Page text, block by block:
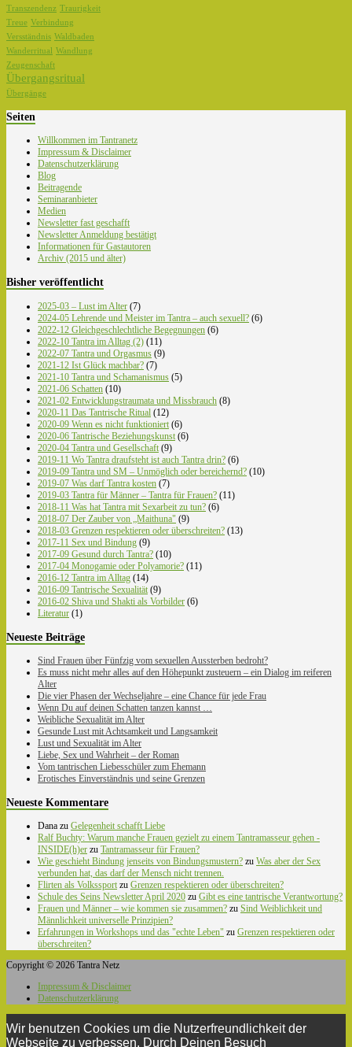
Transzendenz Traurigkeit
Treue Verbindung
Versständnis Waldbaden
Wanderritual Wandlung
Zeugenschaft
Übergangsritual
Übergänge
Seiten
Willkommen im Tantranetz
Impressum & Disclaimer
Datenschutzerklärung
Blog
Beitragende
Seminaranbieter
Medien
Newsletter fast geschafft
Newsletter Anmeldung bestätigt
Informationen für Gastautoren
Archiv (2015 und älter)
Bisher veröffentlicht
2025-03 – Lust im Alter (7)
2024-05 Lehrende und Meister im Tantra – auch sexuell? (6)
2022-12 Gleichgeschlechtliche Begegnungen (6)
2022-10 Tantra im Alltag (2) (11)
2022-07 Tantra und Orgasmus (9)
2021-12 Ist Glück machbar? (7)
2021-10 Tantra und Schamanismus (5)
2021-06 Schatten (10)
2021-02 Entwicklungstraumata und Missbrauch (8)
2020-11 Das Tantrische Ritual (12)
2020-09 Wenn es nicht funktioniert (6)
2020-06 Tantrische Beziehungskunst (6)
2020-04 Tantra und Gesellschaft (9)
2019-11 Wo Tantra draufsteht ist auch Tantra drin? (6)
2019-09 Tantra und SM – Unmöglich oder bereichernd? (10)
2019-07 Was darf Tantra kosten (7)
2019-03 Tantra für Männer – Tantra für Frauen? (11)
2018-11 Was hat Tantra mit Sexarbeit zu tun? (6)
2018-07 Der Zauber von „Maithuna" (9)
2018-03 Grenzen respektieren oder überschreiten? (13)
2017-11 Sex und Bindung (9)
2017-09 Gesund durch Tantra? (10)
2017-04 Monogamie oder Polyamorie? (11)
2016-12 Tantra im Alltag (14)
2016-09 Tantrische Sexualität (9)
2016-02 Shiva und Shakti als Vorbilder (6)
Literatur (1)
Neueste Beiträge
Sind Frauen über Fünfzig vom sexuellen Aussterben bedroht?
Es muss nicht mehr alles auf den Höhepunkt zusteuern – ein Dialog im reiferen
Alter
Die vier Phasen der Wechseljahre – eine Chance für jede Frau
Wenn Du auf deinen Schatten tanzen kannst …
Weibliche Sexualität im Alter
Gesunde Lust mit Achtsamkeit und Langsamkeit
Lust und Sexualität im Alter
Liebe, Sex und Wahrheit – der Roman
Vom tantrischen Liebesschüler zum Ehemann
Erotisches Einverständnis und seine Grenzen
Neueste Kommentare
Dana zu Gelegenheit schafft Liebe
Ralf Buchty: Warum manche Frauen gezielt zu einem Tantramasseur gehen -
INSIDE(h)er zu Tantramasseur für Frauen?
Wie geschieht Bindung jenseits von Bindungsmustern? zu Was aber der Sex
verbunden hat, das darf der Mensch nicht trennen.
Flirten als Volkssport zu Grenzen respektieren oder überschreiten?
Schule des Seins Newsletter April 2020 zu Gibt es eine tantrische Verantwortung?
Frauen und Männer – wie kommen sie zusammen? zu Sind Weiblichkeit und
Männlichkeit universelle Prinzipien?
Erfahrungen in Workshops und das "echte Leben" zu Grenzen respektieren oder
überschreiten?
Copyright © 2026 Tantra Netz
Impressum & Disclaimer
Datenschutzerklärung
Wir benutzen Cookies um die Nutzerfreundlichkeit der
Webseite zu verbessen. Durch Deinen Besuch